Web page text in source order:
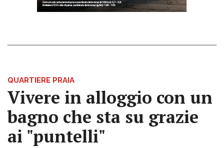
QUARTIERE PRAIA
Vivere in alloggio con un
bagno che sta su grazie
ai "puntelli"